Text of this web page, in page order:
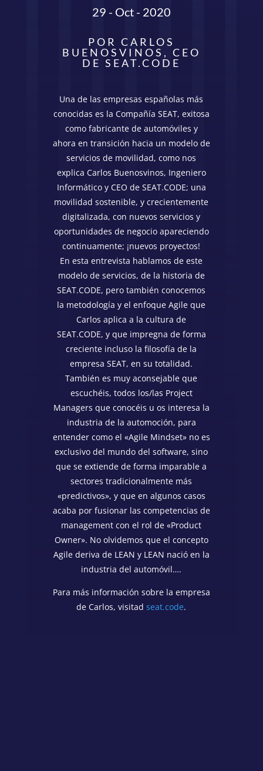
29 - Oct - 2020
POR CARLOS
BUENOSVINOS, CEO
DE SEAT.CODE
Una de las empresas españolas más
conocidas es la Compañía SEAT, exitosa
como fabricante de automóviles y
ahora en transición hacia un modelo de
servicios de movilidad, como nos
explica Carlos Buenosvinos, Ingeniero
Informático y CEO de SEAT.CODE; una
movilidad sostenible, y crecientemente
digitalizada, con nuevos servicios y
oportunidades de negocio apareciendo
continuamente; ¡nuevos proyectos!
En esta entrevista hablamos de este
modelo de servicios, de la historia de
SEAT.CODE, pero también conocemos
la metodología y el enfoque Agile que
Carlos aplica a la cultura de
SEAT.CODE, y que impregna de forma
creciente incluso la filosofía de la
empresa SEAT, en su totalidad.
También es muy aconsejable que
escuchéis, todos los/las Project
Managers que conocéis u os interesa la
industria de la automoción, para
entender como el «Agile Mindset» no es
exclusivo del mundo del software, sino
que se extiende de forma imparable a
sectores tradicionalmente más
«predictivos», y que en algunos casos
acaba por fusionar las competencias de
management con el rol de «Product
Owner». No olvidemos que el concepto
Agile deriva de LEAN y LEAN nació en la
industria del automóvil….
Para más información sobre la empresa
de Carlos, visitadseat.code.